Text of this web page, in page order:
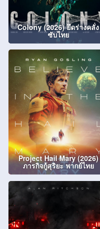
Colony (2026) ยึดร่างคลั่ง
ซับไทย
Project Hail Mary (2026)
ภารกิจกู้สุริยะ พากย์ไทย